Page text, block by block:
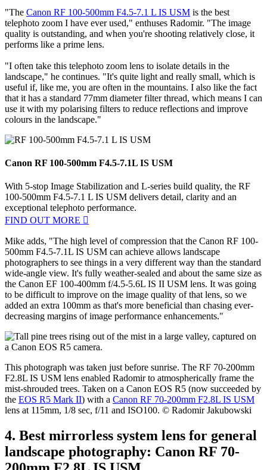
3. Best mirrorless system telephoto lens
for landscape details: Canon RF 100-
500mm F4.5-7.1L IS USM
"TheCanon RF 100-500mm F4.5-7.1 L IS USMis the best
telephoto zoom I have ever used," enthuses Radomir. "The image
quality is outstanding, and when you're shooting relatively close, it
performs like a prime lens.
"I often take this telephoto zoom lens to isolate details in the
useful if, like me, you are often in the mountains. I also like the fact
use it with my polarising filters to reduce reflections and improve
Canon RF 100-500mm F4.5-7.1L IS USM
With 5-stop Image Stabilization and L-series build quality, the RF
100-500mm F4.5-7.1 L IS USM delivers detail, clarity and an
exceptional telephoto performance.
FIND OUT MORE 
Mike adds, "The high level of compression that the Canon RF 100-
500mm F4.5-7.1L IS USM can achieve allows landscape
photographers to see things in a very different way than the standard
the Canon EF 100-400mm f/4.5-5.6L IS II USM lens. It was going
to be difficult to improve on the image quality of that lens, so we
decreasing margins of image performance enhancements."
F2.8L IS USM lens enabled Radomir to atmospherically frame the
mist-shrouded trees. Taken on a Canon EOS R5 (now succeeded by
theEOS R5 Mark II) with aCanon RF 70-200mm F2.8L IS USM
lens at 115mm, 1/8 sec, f/11 and ISO100. © Radomir Jakubowski